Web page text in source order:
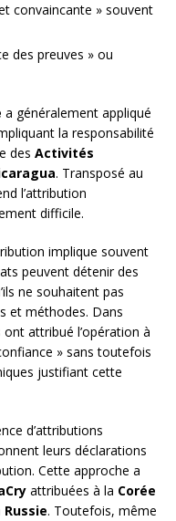
convaincante » souvent
des preuves » ou
a généralement appliqué
la responsabilité
des Activités
. Transposé au
l’attribution
difficile.
implique souvent
peuvent détenir des
ne souhaitent pas
et méthodes. Dans
ont attribué l’opération à
» sans toutefois
justifiant cette
d’attributions
leurs déclarations
Cette approche a
attribuées à la Corée
Russie. Toutefois, même